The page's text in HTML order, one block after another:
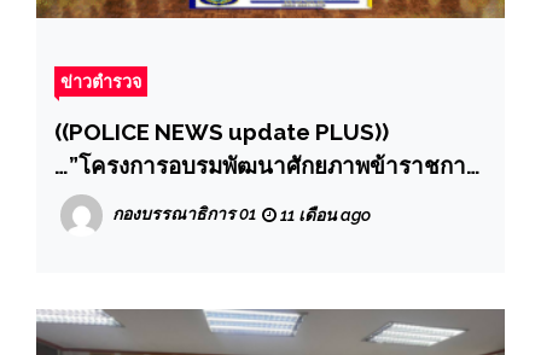
ข่าวตำรวจ
((POLICE NEWS update PLUS))
…”โครงการอบรมพัฒนาศักยภาพข้าราชการ
ตำรวจ เพื่อปราบปรามคนร้ายข้ามชาติ และ
เข้าเมืองโดยผิดกฎหมาย ตำรวจภูธรภาค 1
กองบรรณาธิการ 01 11 เดือน ago